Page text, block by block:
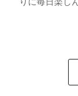
匿